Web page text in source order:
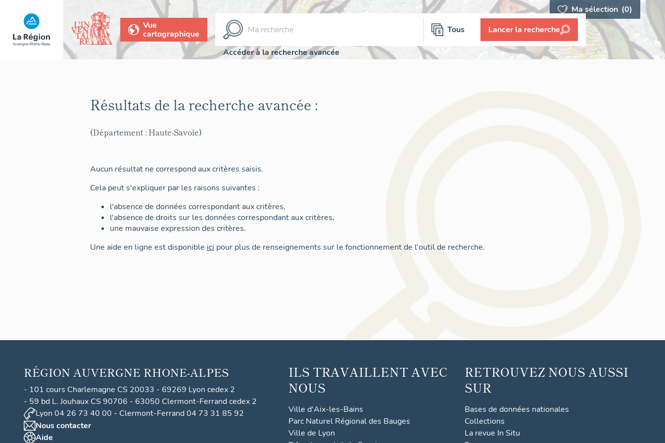
Ma sélection (0)
Vue
cartographique
Tous Lancer la recherche
Accéder à la recherche avancée
Résultats de la recherche avancée :
(Département : Haute-Savoie)
Aucun résultat ne correspond aux critères saisis.
Cela peut s'expliquer par les raisons suivantes :
l'absence de données correspondant aux critères,
l'absence de droits sur les données correspondant aux critères,
une mauvaise expression des critères.
Une aide en ligne est disponible ici pour plus de renseignements sur le fonctionnement de l'outil de recherche.
RÉGION AUVERGNE RHONE-ALPES
- 101 cours Charlemagne CS 20033 - 69269 Lyon cedex 2
- 59 bd L. Jouhaux CS 90706 - 63050 Clermont-Ferrand cedex 2
Lyon 04 26 73 40 00 - Clermont-Ferrand 04 73 31 85 92
Nous contacter
Aide
ILS TRAVAILLENT AVEC
NOUS
Ville d'Aix-les-Bains
Parc Naturel Régional des Bauges
Ville de Lyon
RETROUVEZ NOUS AUSSI
SUR
Bases de données nationales
Collections
La revue In Situ